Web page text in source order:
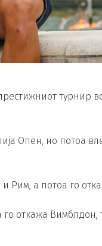
турнир
Опен, но потоа
Рим, а потоа го
откажа Вимблдон,